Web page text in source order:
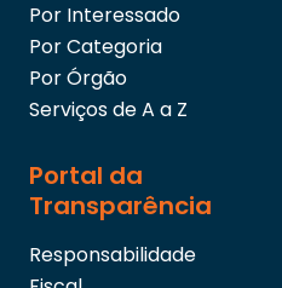
Por Interessado
Por Categoria
Por Órgão
Serviços de A a Z
Portal da
Transparência
Responsabilidade